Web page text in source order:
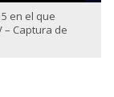
en el que
Captura de